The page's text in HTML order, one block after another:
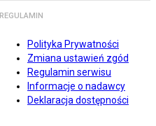
REGULAMIN
Polityka Prywatności
Zmiana ustawień zgód
Regulamin serwisu
Informacje o nadawcy
Deklaracja dostępności